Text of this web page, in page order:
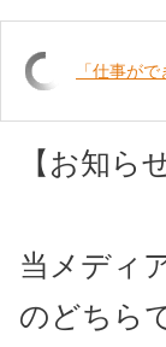
「仕事が
【お知ら
当メディ
のどちら